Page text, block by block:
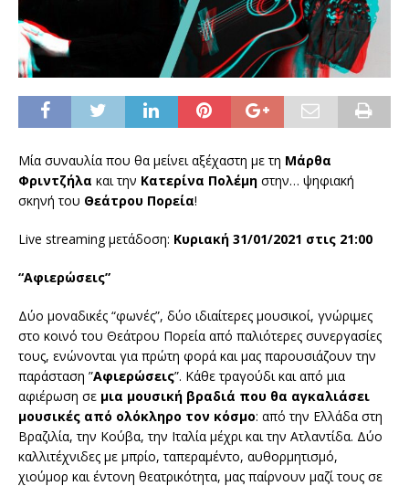
Μία συναυλία που θα μείνει αξέχαστη με τη Μάρθα
Φριντζήλα και την Κατερίνα Πολέμη στην… ψηφιακή
σκηνή του Θεάτρου Πορεία!
Live streaming μετάδοση: Κυριακή 31/01/2021 στις 21:00
“Αφιερώσεις”
Δύο μοναδικές “φωνές”, δύο ιδιαίτερες μουσικοί, γνώριμες
στο κοινό του Θεάτρου Πορεία από παλιότερες συνεργασίες
τους, ενώνονται για πρώτη φορά και μας παρουσιάζουν την
παράσταση ”Αφιερώσεις”. Κάθε τραγούδι και από μια
αφιέρωση σε μια μουσική βραδιά που θα αγκαλιάσει
μουσικές από ολόκληρο τον κόσμο: από την Ελλάδα στη
Βραζιλία, την Κούβα, την Ιταλία μέχρι και την Ατλαντίδα. Δύο
καλλιτέχνιδες με μπρίο, ταπεραμέντο, αυθορμητισμό,
χιούμορ και έντονη θεατρικότητα, μας παίρνουν μαζί τους σε